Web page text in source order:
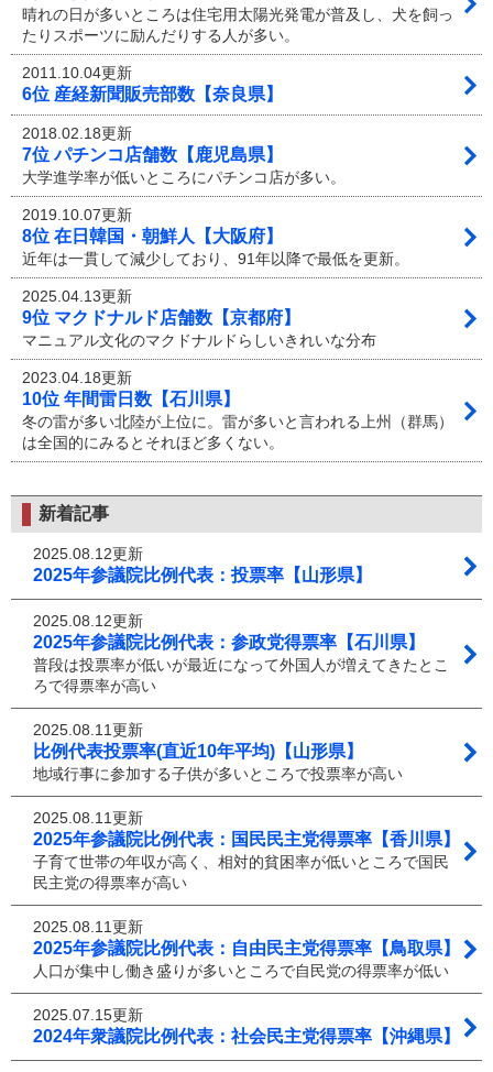
晴れの日が多いところは住宅用太陽光発電が普及し、犬を飼っ
たりスポーツに励んだりする人が多い。
2011.10.04更新
6位 産経新聞販売部数【奈良県】
2018.02.18更新
7位 パチンコ店舗数【鹿児島県】
大学進学率が低いところにパチンコ店が多い。
2019.10.07更新
8位 在日韓国・朝鮮人【大阪府】
近年は一貫して減少しており、91年以降で最低を更新。
2025.04.13更新
9位 マクドナルド店舗数【京都府】
マニュアル文化のマクドナルドらしいきれいな分布
2023.04.18更新
10位 年間雷日数【石川県】
冬の雷が多い北陸が上位に。雷が多いと言われる上州（群馬）
は全国的にみるとそれほど多くない。
新着記事
2025.08.12更新
2025年参議院比例代表：投票率【山形県】
2025.08.12更新
2025年参議院比例代表：参政党得票率【石川県】
普段は投票率が低いが最近になって外国人が増えてきたとこ
ろで得票率が高い
2025.08.11更新
比例代表投票率(直近10年平均)【山形県】
地域行事に参加する子供が多いところで投票率が高い
2025.08.11更新
2025年参議院比例代表：国民民主党得票率【香川県】
子育て世帯の年収が高く、相対的貧困率が低いところで国民
民主党の得票率が高い
2025.08.11更新
2025年参議院比例代表：自由民主党得票率【鳥取県】
人口が集中し働き盛りが多いところで自民党の得票率が低い
2025.07.15更新
2024年衆議院比例代表：社会民主党得票率【沖縄県】